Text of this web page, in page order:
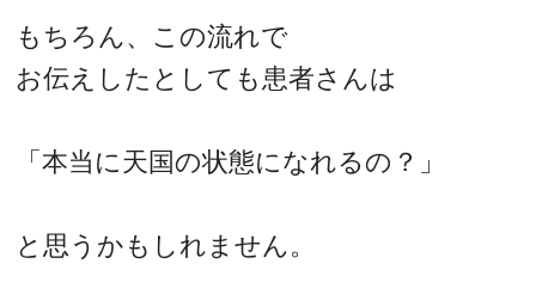
もちろん、この流れで
お伝えしたとしても患者さんは
「本当に天国の状態になれるの？」
と思うかもしれません。